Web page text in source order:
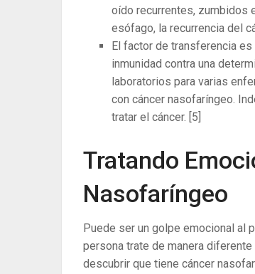
oído recurrentes, zumbidos
esófago, la recurrencia del
El factor de transferencia es
inmunidad contra una
laboratorios para varias
con cáncer nasofaríngeo.
tratar el cáncer. [5]
Tratando
Nasofaríngeo
Puede ser un golpe emocional al
persona trate de manera
descubrir que tiene cáncer